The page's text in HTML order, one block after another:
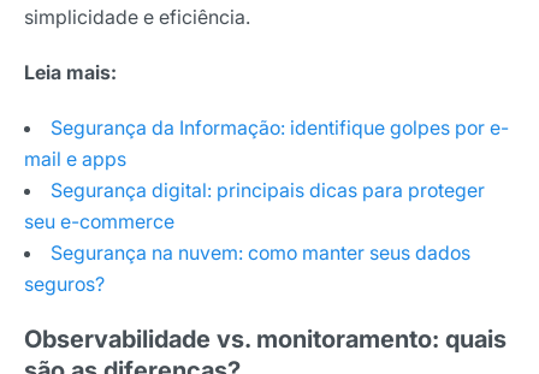
simplicidade e eficiência.
Leia mais:
Segurança da Informação: identifique golpes por e-
mail e apps
Segurança digital: principais dicas para proteger
seu e-commerce
Segurança na nuvem: como manter seus dados
seguros?
Observabilidade vs. monitoramento: quais